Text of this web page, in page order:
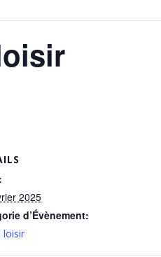
2025
d’Évènement:
loisir